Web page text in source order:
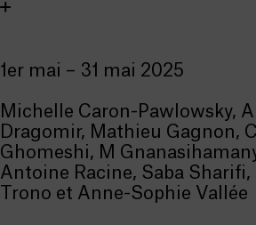
1er mai – 31 mai 2025
Michelle Caron-Pawlowsky,
Dragomir, Mathieu Gagnon,
Ghomeshi, M
Antoine Racine, Saba Sharifi,
Trono et Anne-Sophie Vallée